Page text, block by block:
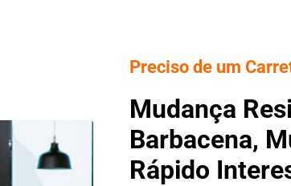
Preciso de um
Mudança
Barbacena,
Rápido